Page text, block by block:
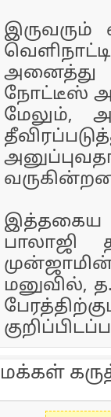
அனைத்து
நோட்டீஸ்
மேலும்,
இத்தகைய
பாலாஜி
மனுவில்,
மக்கள்